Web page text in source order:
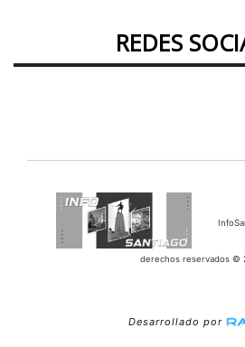
REDES
derechos reservados ©
Desarrollado por